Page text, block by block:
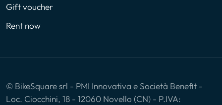
Gift voucher
Rent now
© BikeSquare srl - PMI Innovativa e Società Benefit -
Loc. Ciocchini, 18 - 12060 Novello (CN) - P.IVA: